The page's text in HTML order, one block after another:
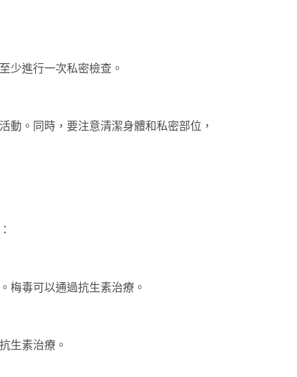
少進行一次私密檢查。
動。同時，要注意清潔身體和私密部位，
梅毒可以通過抗生素治療。
生素治療。